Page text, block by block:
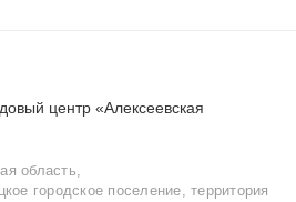
центр «Алексеевская
область,
городское поселение, территория